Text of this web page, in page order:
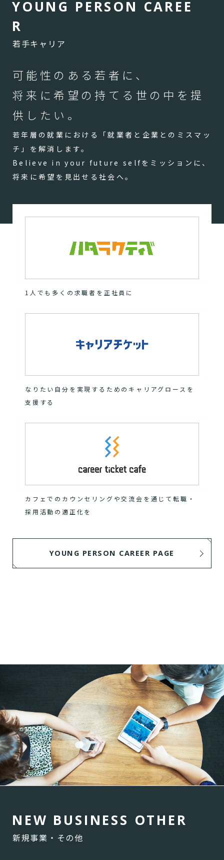
YOUN G PERSON CAREE
R
若手キャリア
可能性のある若者に、
将来に希望の持てる世の中を提
供したい。
若年層の就業における「就業者と企業とのミスマッ
チ」を解消します。
Believe in your future selfをミッションに、
将来に希望を見出せる社会へ。
1人でも多くの求職者を正社員に
なりたい自分を実現するためのキャリアグロースを
支援する
カフェでのカウンセリングや交流会を通じて転職・
採用活動の適正化を
YOUNG PERSON CAREER PAGE
N EW BUSI NESS OTH ER
新規事業・その他